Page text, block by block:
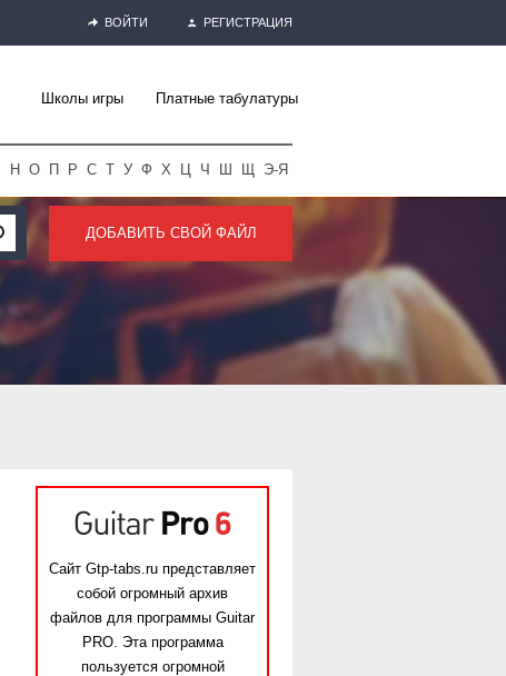
ВОЙТИ РЕГИСТРАЦИЯ
Школы игры Платные табулатуры
Н О П Р С Т У Ф Х Ц Ч Ш Щ Э-Я
ДОБАВИТЬ СВОЙ ФАЙЛ
Сайт Gtp-tabs.ru представляет
собой огромный архив
файлов для программы Guitar
PRO. Эта программа
пользуется огромной